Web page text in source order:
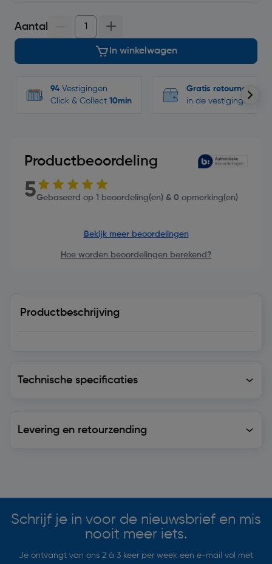
Aantal
In winkelwagen
94 Vestigingen
Click & Collect 10min
Gratis retourneren
in de vestigingen
Productbeoordeling
5Gebaseerd op 1 beoordeling(en) & 0 opmerking(en)
Bekijk meer beoordelingen
Hoe worden beoordelingen berekend?
Productbeschrijving
Technische specificaties
Levering en retourzending
Schrijf je in voor de nieuwsbrief en mis
nooit meer iets.
Je ontvangt van ons 2 à 3 keer per week een e-mail vol met